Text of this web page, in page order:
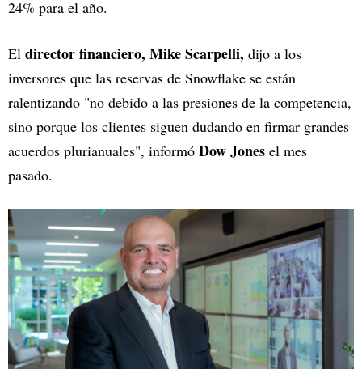
24% para el año.
El director financiero, Mike Scarpelli, dijo a los
inversores que las reservas de Snowflake se están
ralentizando "no debido a las presiones de la competencia,
sino porque los clientes siguen dudando en firmar grandes
acuerdos plurianuales", informó Dow Jones el mes
pasado.